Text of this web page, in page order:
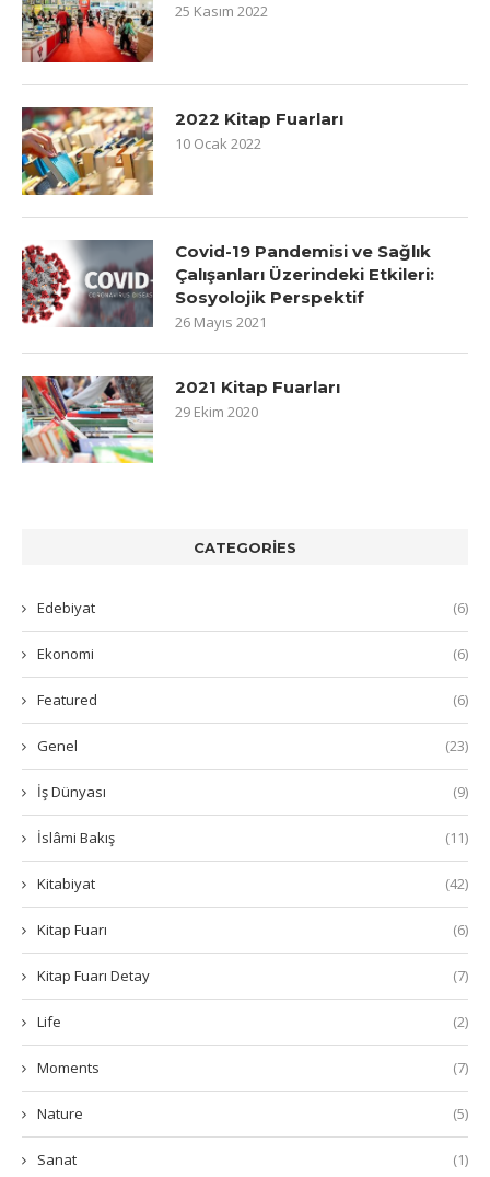
25 Kasım 2022
2022 Kitap Fuarları
10 Ocak 2022
Covid-19 Pandemisi ve Sağlık
Çalışanları Üzerindeki Etkileri:
Sosyolojik Perspektif
26 Mayıs 2021
2021 Kitap Fuarları
29 Ekim 2020
CATEGORIES
Edebiyat (6)
Ekonomi (6)
Featured (6)
Genel (23)
İş Dünyası (9)
İslâmi Bakış (11)
Kitabiyat (42)
Kitap Fuarı (6)
Kitap Fuarı Detay (7)
Life (2)
Moments (7)
Nature (5)
Sanat (1)